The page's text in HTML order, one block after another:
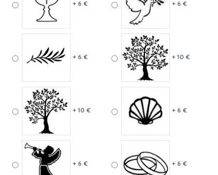
+ 6 € + 6 €
+ 6 € + 10 €
+ 10 € + 6 €
+ 6 € + 6 €